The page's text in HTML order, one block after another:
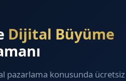
Dijital Büyüme
pazarlama konusunda ücretsiz